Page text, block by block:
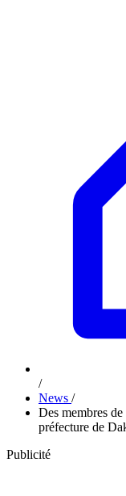
/
News /
Des membres
préfecture de
Publicité